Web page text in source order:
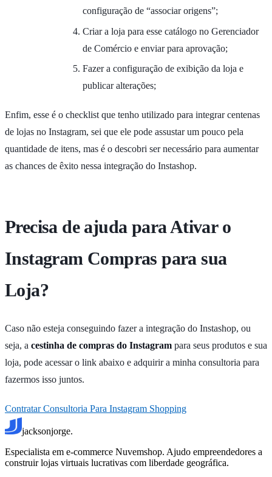
configuração de “associar origens”;
Criar a loja para esse catálogo no Gerenciador
de Comércio e enviar para aprovação;
Fazer a configuração de exibição da loja e
publicar alterações;
Enfim, esse é o checklist que tenho utilizado para integrar centenas
de lojas no Instagram, sei que ele pode assustar um pouco pela
quantidade de itens, mas é o descobri ser necessário para aumentar
as chances de êxito nessa integração do Instashop.
Precisa de ajuda para Ativar o
Instagram Compras para sua
Loja?
Caso não esteja conseguindo fazer a integração do Instashop, ou
seja, a cestinha de compras do Instagram para seus produtos e sua
loja, pode acessar o link abaixo e adquirir a minha consultoria para
fazermos isso juntos.
Contratar Consultoria Para Instagram Shopping
jacksonjorge.
Especialista em e-commerce Nuvemshop. Ajudo empreendedores a
construir lojas virtuais lucrativas com liberdade geográfica.